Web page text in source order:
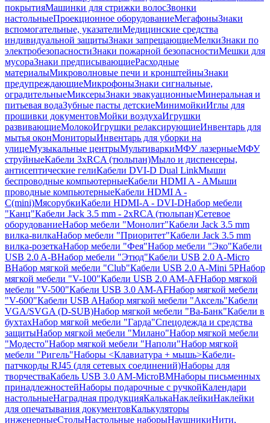
покрытияМашинки для стрижки волосЗвонки
настольныеПроекционное оборудованиеМегафоныЗнаки
вспомогательные, указателиМедицинские средства
индивидуальной защитыЗнаки запрещающиеМелкиЗнаки по
электробезопасностиЗнаки пожарной безопасностиМешки для
мусораЗнаки предписывающиеРасходные
материалыМикроволновые печи и кронштейныЗнаки
предупреждающиеМикрофоныЗнаки сигнальные,
оградительныеМиксерыЗнаки эвакуационныеМинеральная и
питьевая водаЗубные пасты детскиеМинимойкиИглы для
прошивки документовМойки воздухаИгрушки
развивающиеМолокоИгрушки релаксирующиеИнвентарь для
мытья оконМониторыИнвентарь для уборки на
улицеМузыкальные центрыМультиваркиМФУ лазерныеМФУ
струйныеКабели 3xRCA (тюльпан)Мыло и диспенсеры,
антисептические гелиКабели DVI-D Dual LinkМыши
беспроводные компьютерныеКабели HDMI A - AМыши
проводные компьютерныеКабели HDMI A -
C(mini)МясорубкиКабели HDMI-A - DVI-DНабор мебели
"Канц"Кабели Jack 3.5 mm - 2xRCA (тюльпан)Сетевое
оборудованиеНабор мебели "Монолит"Кабели Jack 3.5 mm
вилка-вилкаНабор мебели "Приоритет"Кабели Jack 3.5 mm
вилка-розеткаНабор мебели "Фея"Набор мебели "Эко"Кабели
USB 2.0 A-BНабор мебели "Этюд"Кабели USB 2.0 A-Micro
BНабор мягкой мебели "Club"Кабели USB 2.0 A-Mini 5PНабор
мягкой мебели "V-100"Кабели USB 2.0 AM-AFНабор мягкой
мебели "V-500"Кабели USB 3.0 AM-AFНабор мягкой мебели
"V-600"Кабели USB AНабор мягкой мебели "Аксель"Кабели
VGA/SVGA (D-SUB)Набор мягкой мебели "Ва-Банк"Кабели в
бухтахНабор мягкой мебели "Гарда"Спецодежда и средства
защитыНабор мягкой мебели "Милано"Набор мягкой мебели
"Модесто"Набор мягкой мебели "Наполи"Набор мягкой
мебели "Ригель"Наборы <Клавиатура + мышь>Кабели-
патчкорды RJ45 (для сетевых соединений)Наборы для
творчестваКабель USB 3.0 AM-MicroBMНаборы письменных
принадлежностейНаборы подарочные с ручкойКалендари
настольныеНаградная продукцияКалькаНаклейкиНаклейки
для опечатывания документовКалькуляторы
инженерныеСтолыНастольные наборыНаушникиНити,